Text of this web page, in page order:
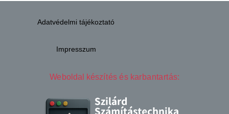
Adatvédelmi tájékoztató
Impresszum
Weboldal készítés és karbantartás: